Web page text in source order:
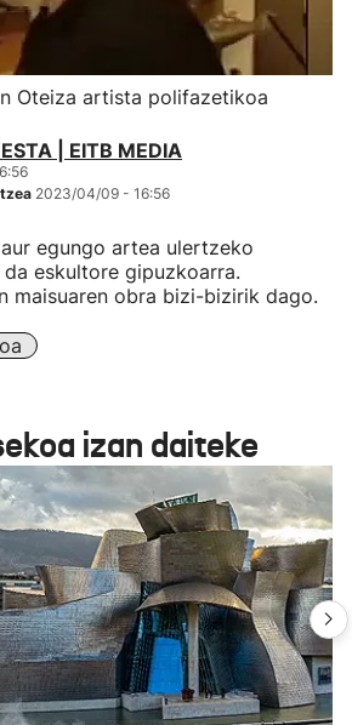
Oteiza artista polifazetikoa
| EITB MEDIA
2023/04/09 - 16:56
egungo artea ulertzeko
eskultore gipuzkoarra.
maisuaren obra bizi-bizirik dago.
izan daiteke